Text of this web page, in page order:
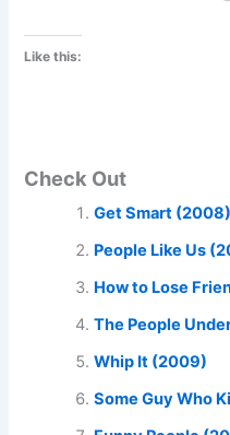
Like this:
Check Out
Get Smart (2008)
People Like Us
How to Lose
The People
Whip It (2009)
Some Guy Who